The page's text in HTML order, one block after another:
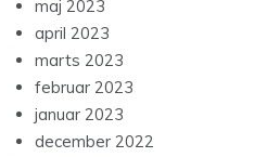
maj 2023
april 2023
marts 2023
februar 2023
januar 2023
december 2022